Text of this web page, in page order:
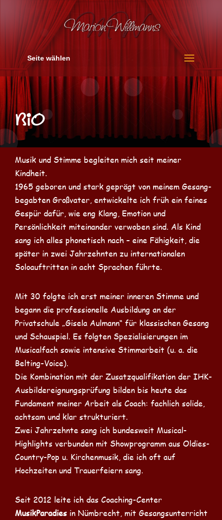
Seite wählen
Bio
Musik und Stimme begleiten mich seit meiner
Kindheit.
1965 geboren und stark geprägt von meinem Gesang-
begabten Großvater, entwickelte ich früh ein feines
Gespür dafür, wie eng Klang, Emotion und
Persönlichkeit miteinander verwoben sind. Als Kind
sang ich alles phonetisch nach – eine Fähigkeit, die
später in zwei Jahrzehnten zu internationalen
Soloauftritten in acht Sprachen führte.
Mit 30 folgte ich erst meiner inneren Stimme und
begann die professionelle Ausbildung an der
Privatschule „Gisela Aulmann“ für klassischen Gesang
und Schauspiel. Es folgten Spezialisierungen im
Musicalfach sowie intensive Stimmarbeit (u. a. die
Belting-Voice).
Die Kombination mit der Zusatzqualifikation der IHK-
Ausbildereignungsprüfung bilden bis heute das
Fundament meiner Arbeit als Coach: fachlich solide,
achtsam und klar strukturiert.
Zwei Jahrzehnte sang ich bundesweit Musical-
Highlights verbunden mit Showprogramm aus Oldies-
Country-Pop u. Kirchenmusik, die ich oft auf
Hochzeiten und Trauerfeiern sang.
Seit 2012 leite ich das Coaching-Center
MusikParadies in Nümbrecht, mit Gesangsunterricht